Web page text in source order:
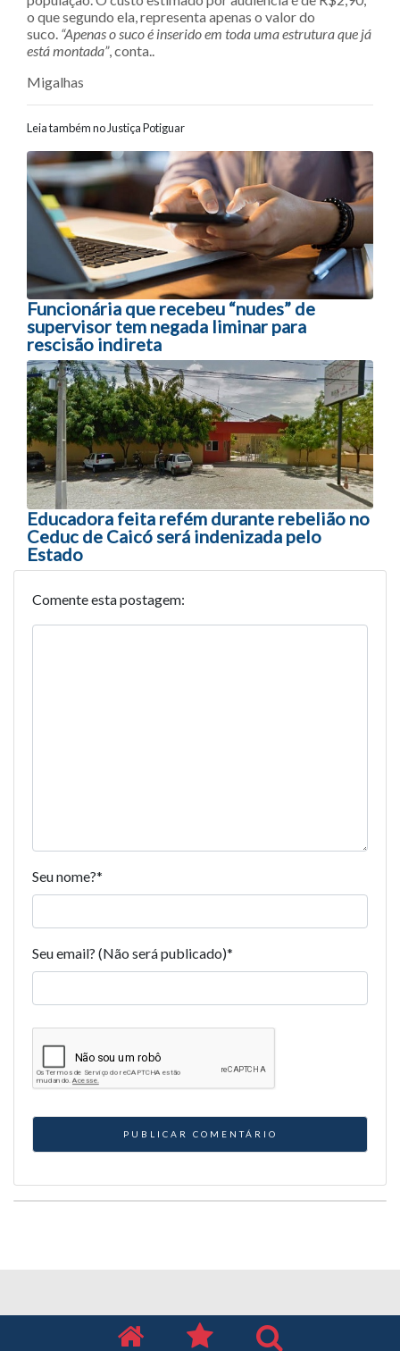
o que segundo ela, representa apenas o valor do
suco. “Apenas o suco é inserido em toda uma estrutura que já
está montada”, conta..
Migalhas
Leia também no Justiça Potiguar
Navegação entre posts
Funcionária que recebeu “nudes” de
supervisor tem negada liminar para
rescisão indireta
Educadora feita refém durante rebelião no
Ceduc de Caicó será indenizada pelo
Estado
Comente esta postagem:
Seu nome?*
Seu email? (Não será publicado)*